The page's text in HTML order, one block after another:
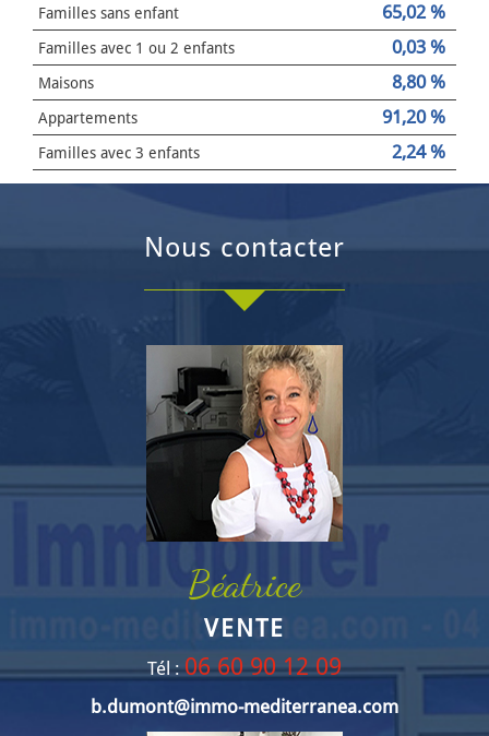
Familles sans enfant 65,02 %
Familles avec 1 ou 2 enfants 0,03 %
Maisons 8,80 %
Appartements 91,20 %
Familles avec 3 enfants 2,24 %
nous contacter
Béatrice
VENTE
Tél :06 60 90 12 09
b.dumont@immo-mediterranea.com